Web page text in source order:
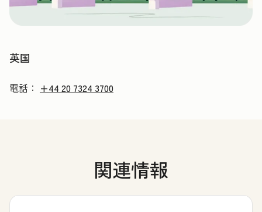
英国
電話： +44 20 7324 3700
関連情報